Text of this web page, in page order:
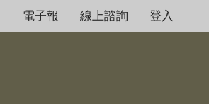
電子報 線上諮詢 登入